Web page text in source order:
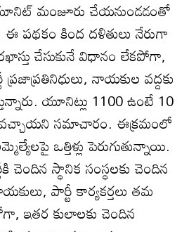
మంజూరు చేయనుండడంతో
కింద దళితులు నేరుగా
చేసుకునే విధానం లేకపోగా,
నాయకుల వద్దకు
యూనిట్లు 1100 ఉంటే 10
వచ్చాయని సమాచారం. ఈక్రమంలో
ఒత్తిళ్లు పెరుగుతున్నాయి.
చెందిన స్థానిక సంస్థలకు చెందిన
పార్టీ కార్యకర్తలు తమ
ఇతర కులాలకు చెందిన